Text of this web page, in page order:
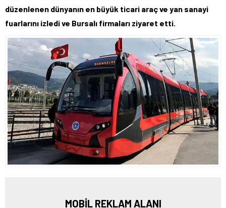
düzenlenen dünyanın en büyük ticari araç ve yan sanayi
fuarlarını izledi ve Bursalı firmaları ziyaret etti.
MOBİL REKLAM ALANI